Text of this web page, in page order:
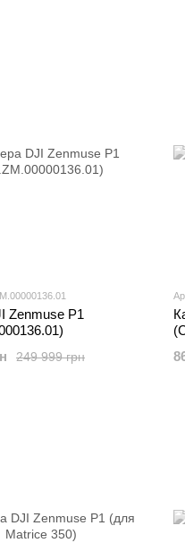
Zenmuse P1
249 999 грн